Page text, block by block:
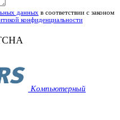
данных в соответствии с законом
конфиденциальности
Компьютерный